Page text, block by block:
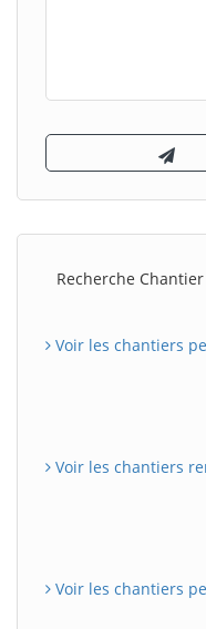
Recherche
Voir les chantiers
Voir les chantiers
Voir les chantiers